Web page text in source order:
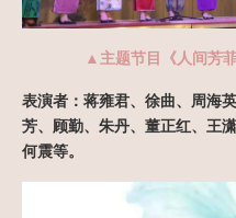
▲主题节目《人间芳
表演者：蒋雍君、徐曲、周海
芳、顾勤、朱丹、董正红、王
何震等。